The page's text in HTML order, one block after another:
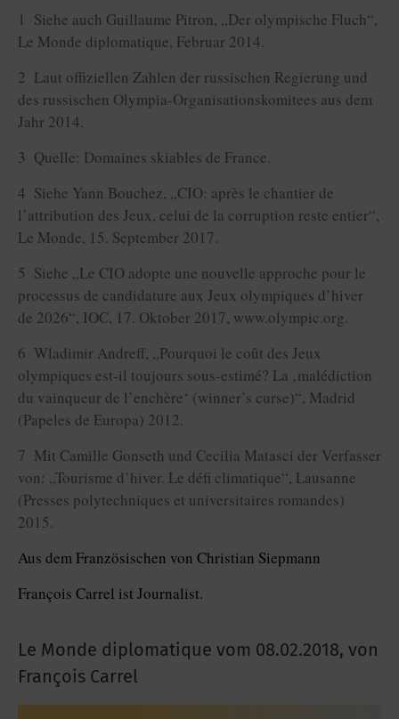
1 Siehe auch Guillaume Pitron, „Der olympische Fluch“,
Le Monde diplomatique, Februar 2014.
2 Laut offiziellen Zahlen der russischen Regierung und
des russischen Olympia-Organisationskomitees aus dem
Jahr 2014.
3 Quelle: Domaines skiables de France.
4 Siehe Yann Bouchez, „CIO: après le chantier de
l’attribution des Jeux, celui de la corruption reste entier“,
Le Monde, 15. September 2017.
5 Siehe „Le CIO adopte une nouvelle approche pour le
processus de candidature aux Jeux olympiques d’hiver
de 2026“, IOC, 17. Oktober 2017, www.olympic.org.
6 Wladimir Andreff, „Pourquoi le coût des Jeux
olympiques est-il toujours sous-estimé? La ‚malédiction
du vainqueur de l’enchère‘ (winner’s curse)“, Madrid
(Papeles de Europa) 2012.
7 Mit Camille Gonseth und Cecilia Matasci der Verfasser
von: „Tourisme d’hiver. Le défi climatique“, Lausanne
(Presses polytechniques et universitaires romandes)
2015.
Aus dem Französischen von Christian Siepmann
François Carrel ist Journalist.
Le Monde diplomatique vom 08.02.2018, von
François Carrel